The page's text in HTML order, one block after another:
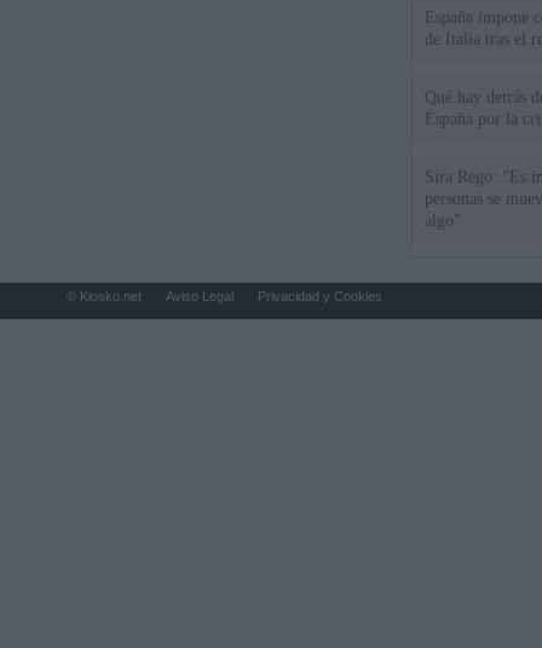
España impone
de Italia tras el
Qué hay detrás
España por la
Sira Rego: "Es
personas se
algo"
© Kiosko.net Aviso Legal Privacidad y Cookies